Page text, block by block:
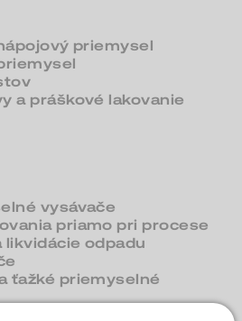
priemysel
a práškové lakovanie
vysávače
priamo pri procese
odpadu
ťažké priemyselné